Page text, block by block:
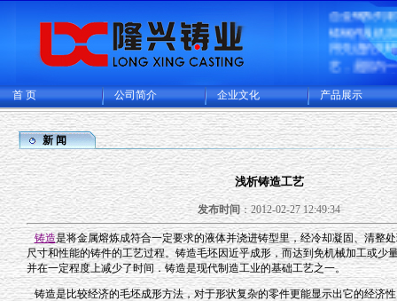
合金钢系列
铸钢件及机
用先进的失
艺，是国内
造的大型的
生产基地，
厂和CNC机
可供精密铸
铸成品件
主要出口欧
多国家。
首 页 公司简介 企业文化 产品展示
新 闻
浅析铸造工艺
发布时间：2012-02-27 12:49:34
铸造是将金属熔炼成符合一定要求的液体并浇进铸型里，经冷却凝固、清整
尺寸和性能的铸件的工艺过程。铸造毛坯因近乎成形，而达到免机械加工或少
并在一定程度上减少了时间．铸造是现代制造工业的基础工艺之一。
铸造是比较经济的毛坯成形方法，对于形状复杂的零件更能显示出它的经济